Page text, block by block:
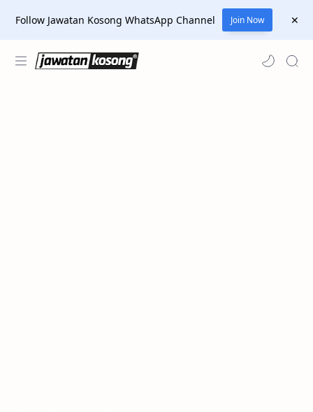
Follow Jawatan Kosong WhatsApp Channel Join Now